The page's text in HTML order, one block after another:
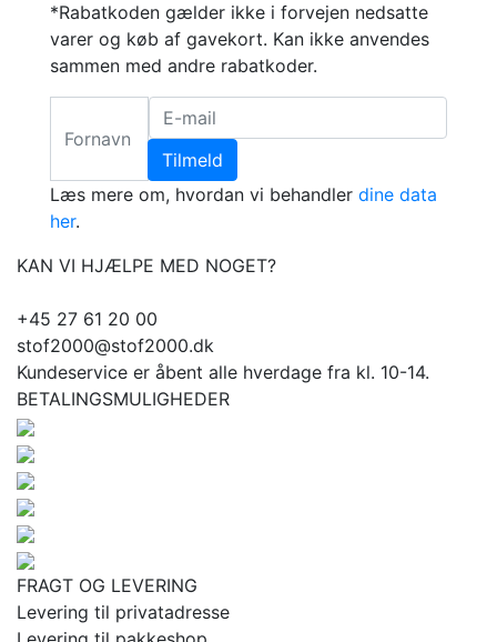
*Rabatkoden gælder ikke i forvejen nedsatte
varer og køb af gavekort. Kan ikke anvendes
sammen med andre rabatkoder.
Tilmeld
Læs mere om, hvordan vi behandler dine data
her.
KAN VI HJÆLPE MED NOGET?
+45 27 61 20 00
stof2000@stof2000.dk
Kundeservice er åbent alle hverdage fra kl. 10-14.
BETALINGSMULIGHEDER
FRAGT OG LEVERING
Levering til privatadresse